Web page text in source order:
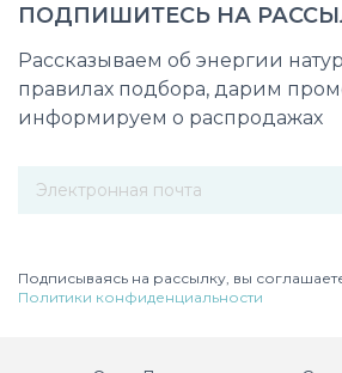
ПОДПИШИТЕСЬ НА
Рассказываем об энергии
правилах подбора, дарим
информируем о распродажах
Подписываясь на рассылку, вы
Политики конфиденциальности